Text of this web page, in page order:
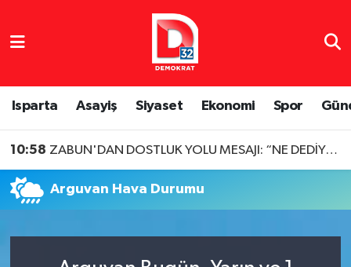
Isparta Asayiş Siyaset Ekonomi Spor
10:58 ZABUN'DAN DOSTLUK YOLU MESAJI: “NE DEDİYSEK O”
Arguvan Hava Durumu
Isparta Nöbetçi Eczaneler
Isparta Hava Durumu
Tüm Manşetler